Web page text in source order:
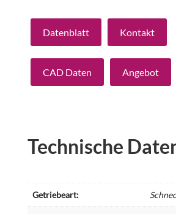
Datenblatt Kontakt
CAD Daten Angebot
Technische
Getriebeart: